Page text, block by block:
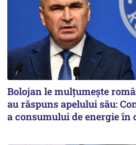
Bolojan le mulțumește
au răspuns apelului său:
a consumului de energie în